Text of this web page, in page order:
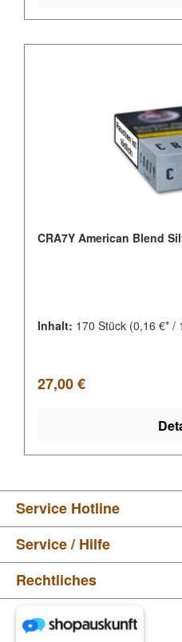
CRA7Y American Blend
Inhalt: 170 Stück (0,16 €* /
Regulärer Preis:
27,00 €
Service Hotline
Service / Hilfe
Rechtliches